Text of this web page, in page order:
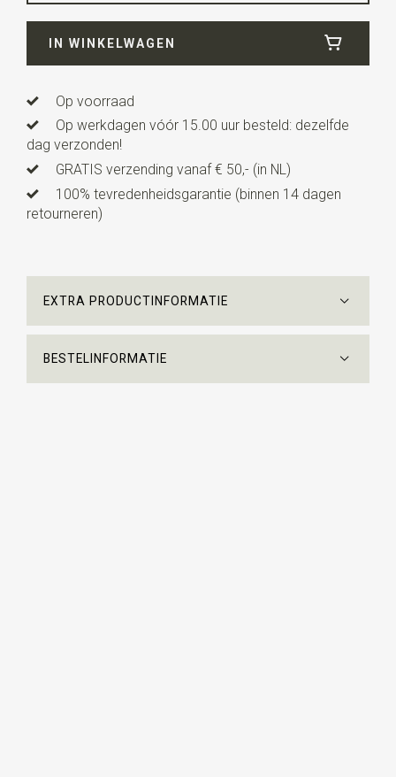
Lengte19 cm
IN WINKELWAGEN
Op voorraad
Op werkdagen vóór 15.00 uur besteld: dezelfde
dag verzonden!
GRATIS verzending vanaf € 50,- (in NL)
100% tevredenheidsgarantie (binnen 14 dagen
retourneren)
EXTRA PRODUCTINFORMATIE
BESTELINFORMATIE